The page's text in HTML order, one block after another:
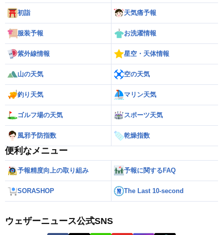
初詣 天気痛予報
服装予報 お洗濯情報
紫外線情報 星空・天体情報
山の天気 空の天気
釣り天気 マリン天気
ゴルフ場の天気 スポーツ天気
風邪予防指数 乾燥指数
便利なメニュー
予報精度向上の取り組み 予報に関するFAQ
SORASHOP The Last 10-second
ウェザーニュース公式SNS